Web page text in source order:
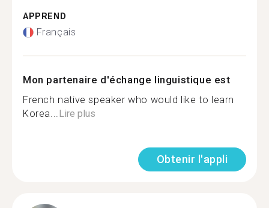
APPREND
Français
Mon partenaire d'échange linguistique est
French native speaker who would like to learn
Korea...Lire plus
Obtenir l'appli